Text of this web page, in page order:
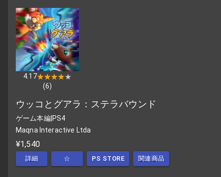
4.17★★★★★
★★★★★
(6)
ウッコとグアラ：ステラバウンド
ゲーム本編|PS4
Maqna Interactive Ltda
¥1,540
詳細 ☆ PS STORE 関連商品